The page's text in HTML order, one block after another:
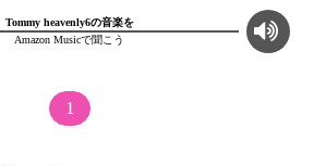
Tommy heavenly6の音楽を
Amazon Musicで聞こう
1